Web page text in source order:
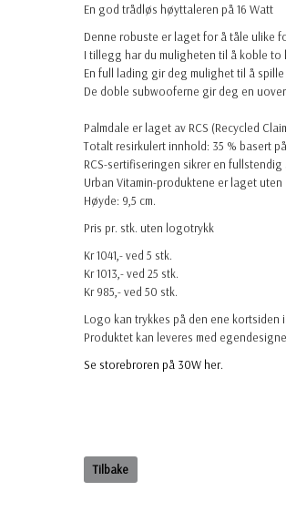
En god trådløs høyttaleren på 16 Watt
Denne robuste er laget for å tåle ulike
I tillegg har du muligheten til å koble
En full lading gir deg mulighet til å spille
De doble subwooferne gir deg en
Palmdale er laget av RCS (Recycled
Totalt resirkulert innhold: 35 % basert
RCS-sertifiseringen sikrer en
Urban Vitamin-produktene er laget uten
Høyde: 9,5 cm.
Pris pr. stk. uten logotrykk
Kr 1041,- ved 5 stk.
Kr 1013,- ved 25 stk.
Kr 985,- ved 50 stk.
Logo kan trykkes på den ene kortsiden
Produktet kan leveres med
Se storebroren på 30W her.
Tilbake